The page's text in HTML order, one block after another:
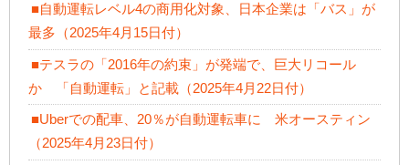
■自動運転レベル4の商用化対象、日本企業は「バス」が
最多（2025年4月15日付）
■テスラの「2016年の約束」が発端で、巨大リコール
か 「自動運転」と記載（2025年4月22日付）
■Uberでの配車、20％が自動運転車に 米オースティン
（2025年4月23日付）